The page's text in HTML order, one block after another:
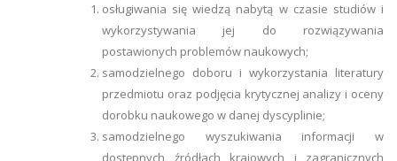
osługiwania się wiedzą nabytą w czasie studiów i
wykorzystywania jej do rozwiązywania
postawionych problemów naukowych;
samodzielnego doboru i wykorzystania literatury
przedmiotu oraz podjęcia krytycznej analizy i oceny
dorobku naukowego w danej dyscyplinie;
samodzielnego wyszukiwania informacji w
dostępnych źródłach krajowych i zagranicznych